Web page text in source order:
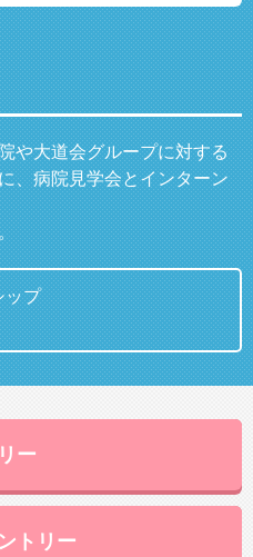
や大道会グループに対する
、病院見学会とインターン
ップ
ー
トリー